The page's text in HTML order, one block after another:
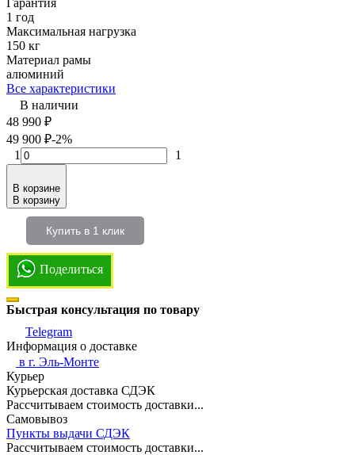
1 год
Максимальная нагрузка
150 кг
Материал рамы
алюминий
Все характеристики
В наличии
48 990 ₽
49 900 ₽-2%
1
1
В корзине
В корзину
Купить в 1 клик
Поделиться
Быстрая консультация по товару
Telegram
Информация о доставке
в г. Эль-Монте
Курьер
Курьерская доставка СДЭК
Рассчитываем стоимость доставки...
Самовывоз
Пункты выдачи СДЭК
Рассчитываем стоимость доставки...